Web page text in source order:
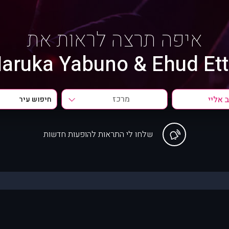
איפה תרצה לראות את
Yabuno & Ehud
מרכז
שלחו לי התראות להופעות חדשות